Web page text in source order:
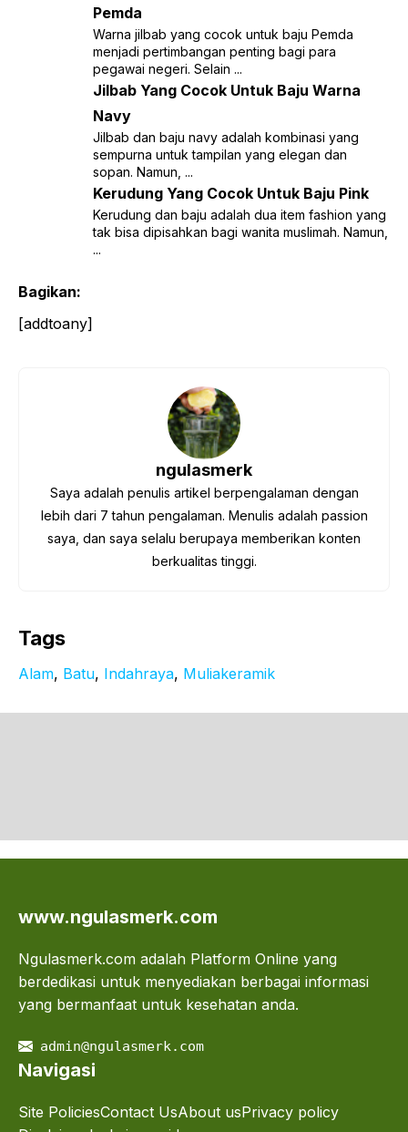
Pemda
Warna jilbab yang cocok untuk baju Pemda
menjadi pertimbangan penting bagi para
pegawai negeri. Selain ...
Jilbab Yang Cocok Untuk Baju Warna
Navy
Jilbab dan baju navy adalah kombinasi yang
sempurna untuk tampilan yang elegan dan
sopan. Namun, ...
Kerudung Yang Cocok Untuk Baju Pink
Kerudung dan baju adalah dua item fashion yang
tak bisa dipisahkan bagi wanita muslimah. Namun,
...
Bagikan:
[addtoany]
ngulasmerk
Saya adalah penulis artikel berpengalaman dengan
lebih dari 7 tahun pengalaman. Menulis adalah passion
saya, dan saya selalu berupaya memberikan konten
berkualitas tinggi.
Tags
Alam, Batu, Indahraya, Muliakeramik
www.ngulasmerk.com
Ngulasmerk.com adalah Platform Online yang
berdedikasi untuk menyediakan berbagai informasi
yang bermanfaat untuk kesehatan anda.
admin@ngulasmerk.com
Navigasi
Site PoliciesContact UsAbout usPrivacy policy